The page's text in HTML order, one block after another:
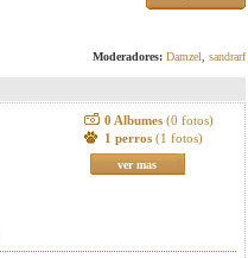
Moderadores: Damzel sandrarf
0 Albumes (0 fotos)
1 perros (1 fotos)
ver mas